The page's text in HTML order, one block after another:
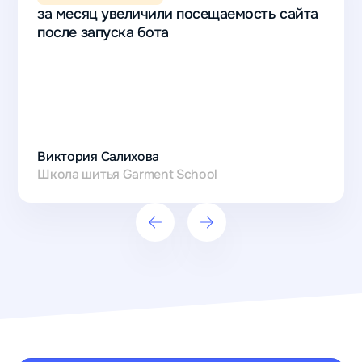
за месяц увеличили посещаемость сайта
после запуска бота
Виктория Салихова
Школа шитья Garment School
сайта
бота